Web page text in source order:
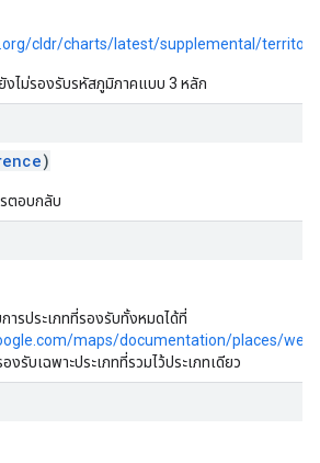
cldr/charts/latest/supplemental/
งไม่รองรับรหัสภูมิภาคแบบ 3 หลัก
)
ตอบกลับ
ารประเภทที่รองรับทั้งหมดได้ที่
maps/documentation/places/web-
องรับเฉพาะประเภทที่รวมไว้ประเภทเดียว